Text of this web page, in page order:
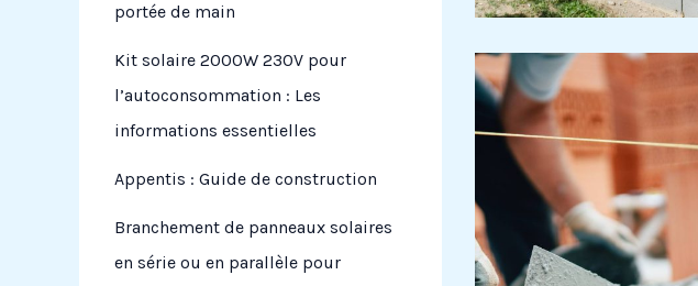
portée de main
Kit solaire 2000W 230V pour
l’autoconsommation : Les
informations essentielles
Appentis : Guide de construction
Branchement de panneaux solaires
en série ou en parallèle pour